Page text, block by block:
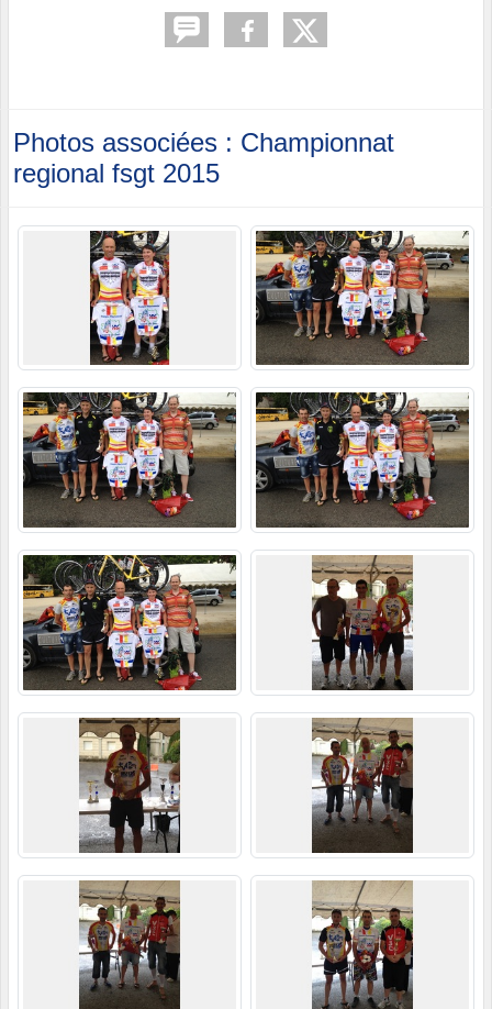
Photos associées : Championnat
regional fsgt 2015